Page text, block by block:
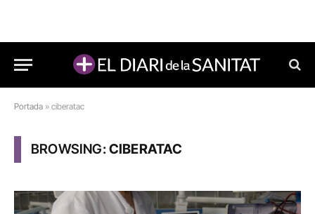
Portada » ciberatac
BROWSING:CIBERATAC